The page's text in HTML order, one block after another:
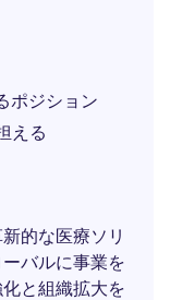
ポジション
える
的な医療ソリ
バルに事業を
と組織拡大を